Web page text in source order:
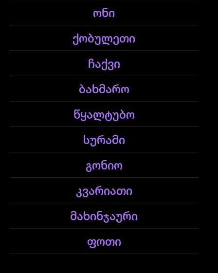
ონი
ქობულეთი
ჩაქვი
ბახმარო
წყალტუბო
სურამი
გონიო
კვარიათი
მახინჯაური
ფოთი